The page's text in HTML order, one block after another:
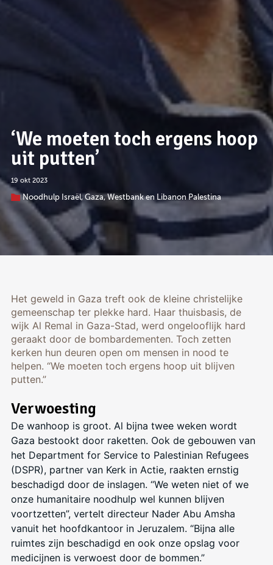
‘We moeten toch ergens hoop
uit putten’
19 okt 2023
Noodhulp Israël, Gaza, Westbank en Libanon Palestina
Het geweld in Gaza treft ook de kleine christelijke
gemeenschap ter plekke hard. Haar thuisbasis, de
wijk Al Remal in Gaza-Stad, werd ongelooflijk hard
geraakt door de bombardementen. Toch zetten
kerken hun deuren open om mensen in nood te
helpen. “We moeten toch ergens hoop uit blijven
putten.”
Verwoesting
De wanhoop is groot. Al bijna twee weken wordt
Gaza bestookt door raketten. Ook de gebouwen van
het Department for Service to Palestinian Refugees
(DSPR), partner van Kerk in Actie, raakten ernstig
beschadigd door de inslagen. “We weten niet of we
onze humanitaire noodhulp wel kunnen blijven
voortzetten”, vertelt directeur Nader Abu Amsha
vanuit het hoofdkantoor in Jeruzalem. “Bijna alle
ruimtes zijn beschadigd en ook onze opslag voor
medicijnen is verwoest door de bommen.”